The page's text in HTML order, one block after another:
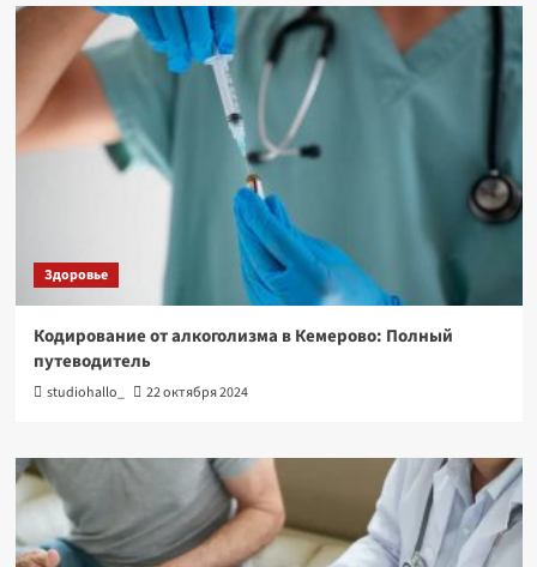
Здоровье
Кодирование от алкоголизма в Кемерово: Полный
путеводитель
studiohallo_ 22 октября 2024